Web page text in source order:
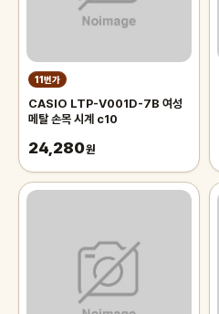
11번가
CASIO LTP-V001D-7B 여성
메탈 손목 시계 c10
24,280원